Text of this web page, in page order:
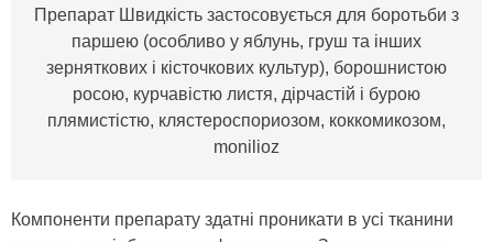
Препарат Швидкість застосовується для боротьби з
паршею (особливо у яблунь, груш та інших
зерняткових і кісточкових культур), борошнистою
росою, курчавістю листя, дірчастій і бурою
плямистістю, клястероспориозом, коккомикозом,
monilioz
Компоненти препарату здатні проникати в усі тканини